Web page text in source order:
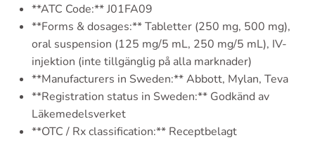
**ATC Code:** J01FA09
**Forms & dosages:** Tabletter (250 mg, 500 mg),
oral suspension (125 mg/5 mL, 250 mg/5 mL), IV-
injektion (inte tillgänglig på alla marknader)
**Manufacturers in Sweden:** Abbott, Mylan, Teva
**Registration status in Sweden:** Godkänd av
Läkemedelsverket
**OTC / Rx classification:** Receptbelagt